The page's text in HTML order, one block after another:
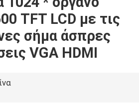
TFT LCD με τις
σήμα άσπρες
VGA HDMI